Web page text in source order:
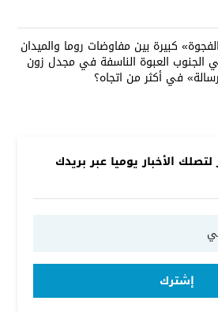
كبيرة بين مفاوضات روما والميدان
الجنوب العبوة الناسفة في مجدل زون
في أكثر من اتجاه؟
الأخبار يوميا عبر بريدك
إشترك